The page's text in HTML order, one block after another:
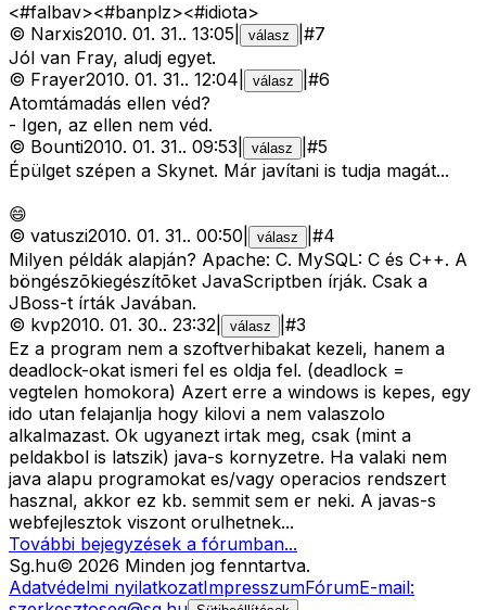
<#falbav><#banplz><#idiota>
© Narxis2010. 01. 31.. 13:05 válasz #7
Jól van Fray, aludj egyet.
© Frayer2010. 01. 31.. 12:04 válasz #6
Atomtámadás ellen véd?
- Igen, az ellen nem véd.
© Bounti2010. 01. 31.. 09:53 válasz #5
Épülget szépen a Skynet. Már javítani is tudja magát...
😄
© vatuszi2010. 01. 31.. 00:50 válasz #4
Milyen példák alapján? Apache: C. MySQL: C és C++. A
böngészõkiegészítõket JavaScriptben írják. Csak a
JBoss-t írták Javában.
© kvp2010. 01. 30.. 23:32 válasz #3
Ez a program nem a szoftverhibakat kezeli, hanem a
deadlock-okat ismeri fel es oldja fel. (deadlock =
vegtelen homokora) Azert erre a windows is kepes, egy
ido utan felajanlja hogy kilovi a nem valaszolo
alkalmazast. Ok ugyanezt irtak meg, csak (mint a
peldakbol is latszik) java-s kornyzetre. Ha valaki nem
java alapu programokat es/vagy operacios rendszert
hasznal, akkor ez kb. semmit sem er neki. A javas-s
webfejlesztok viszont orulhetnek...
További bejegyzések a fórumban...
Sg.hu© 2026 Minden jog fenntartva.
Adatvédelmi nyilatkozatImpresszumFórumE-mail: